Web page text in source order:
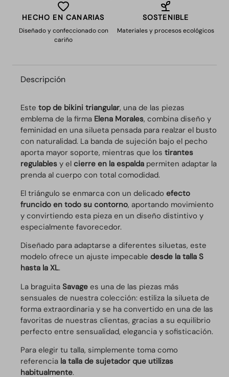
HECHO EN CANARIAS
Diseñado y confeccionado con
cariño
SOSTENIBLE
Materiales y procesos ecológicos
Descripción
Este top de bikini triangular, una de las piezas
emblema de la firma Elena Morales, combina diseño y
feminidad en una silueta pensada para realzar el busto
con naturalidad. La banda de sujeción bajo el pecho
aporta mayor soporte, mientras que los tirantes
regulables y el cierre en la espalda permiten adaptar la
prenda al cuerpo con total comodidad.
El triángulo se enmarca con un delicado efecto
fruncido en todo su contorno, aportando movimiento
y convirtiendo esta pieza en un diseño distintivo y
especialmente favorecedor.
Diseñado para adaptarse a diferentes siluetas, este
modelo ofrece un ajuste impecable desde la talla S
hasta la XL.
La braguita Savage es una de las piezas más
sensuales de nuestra colección: estiliza la silueta de
forma extraordinaria y se ha convertido en una de las
favoritas de nuestras clientas, gracias a su equilibrio
perfecto entre sensualidad, elegancia y sofisticación.
Para elegir tu talla, simplemente toma como
referencia la talla de sujetador que utilizas
habitualmente.